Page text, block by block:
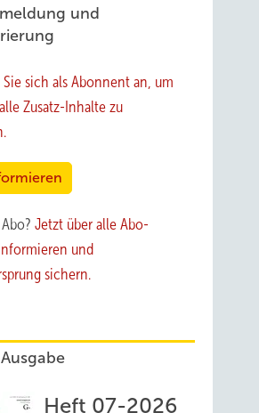
und
sich als Abonnent an, um
Zusatz-Inhalte zu
Jetzt über alle Abo-
und
sichern.
Heft 07-2026